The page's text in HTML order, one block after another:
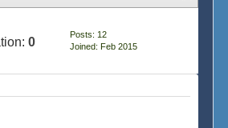
0
Posts: 12
Joined: Feb 2015